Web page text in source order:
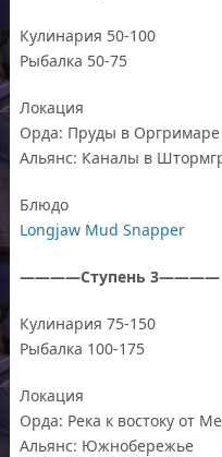
Кулинария 50-100
Рыбалка 50-75
Локация
Орда: Пруды в Оргримаре
Альянс: Каналы в
Блюдо
Longjaw Mud Snapper
————Ступень 3————
Кулинария 75-150
Рыбалка 100-175
Локация
Орда: Река к востоку от
Альянс: Южнобережье